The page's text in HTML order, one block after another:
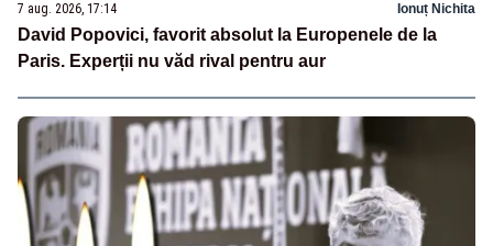
7 aug. 2026, 17:14 Ionuț Nichita
David Popovici, favorit absolut la Europenele de la
Paris. Experții nu văd rival pentru aur